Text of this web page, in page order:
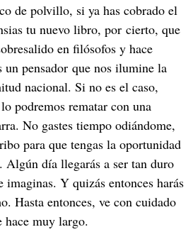
de polvillo, si ya has cobrado el
tu nuevo libro, por cierto, que
en filósofos y hace
un pensador que nos ilumine la
nacional. Si no es el caso,
podremos rematar con una
No gastes tiempo odiándome,
para que tengas la oportunidad
día llegarás a ser tan duro
Y quizás entonces harás
Hasta entonces, ve con cuidado
hace muy largo.